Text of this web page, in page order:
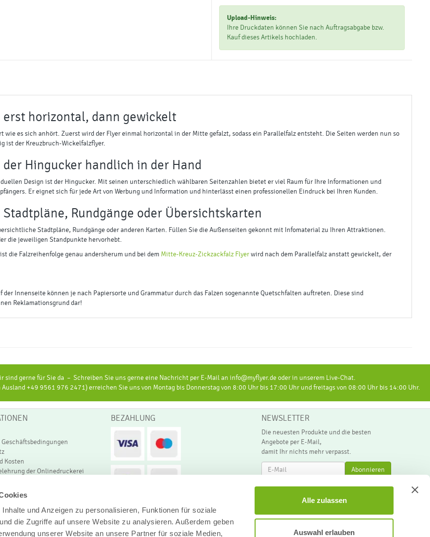
und Anzeigen zu personalisieren, Funktionen für soziale
die Zugriffe auf unsere Website zu analysieren. Außerdem geben
unserer Website an unsere Partner für soziale Medien,
Alle zulassen
Auswahl erlauben
Upload-Hinweis:
Ihre Druckdaten können Sie nach Auftragsabgabe bzw.
Kauf dieses Artikels hochladen.
horizontal, dann gewickelt
es sich anhört. Zuerst wird der Flyer einmal horizontal in der Mitte gefalzt, sodass ein Parallelfalz entsteht. Die Seiten werden nun so
ist der Kreuzbruch-Wickelfalzflyer.
Hingucker handlich in der Hand
Design ist der Hingucker. Mit seinen unterschiedlich wählbaren Seitenzahlen bietet er viel Raum für Ihre Informationen und
Er eignet sich für jede Art von Werbung und Information und hinterlässt einen professionellen Eindruck bei Ihren Kunden.
Rundgänge oder Übersichtskarten
Stadtpläne, Rundgänge oder anderen Karten. Füllen Sie die Außenseiten gekonnt mit Infomaterial zu Ihren Attraktionen.
die jeweiligen Standpunkte hervorhebt.
ist die Falzreihenfolge genau andersherum und bei dem Mitte-Kreuz-Zickzackfalz Flyer wird nach dem Parallelfalz anstatt gewickelt, der
der Innenseite können je nach Papiersorte und Grammatur durch das Falzen sogenannte Quetschfalten auftreten. Diese sind
Reklamationsgrund dar!
sind gerne für Sie da – Schreiben Sie uns gerne eine Nachricht per E-Mail an info@myflyer.de oder in unserem Live-Chat.
+49 9561 976 2471) erreichen Sie uns von Montag bis Donnerstag von 8:00 Uhr bis 17:00 Uhr und freitags von 08:00 Uhr bis 14:00 Uhr.
Kosten
der Onlinedruckerei
BEZAHLUNG NEWSLETTER
Die neuesten Produkte und die besten
Angebote per E-Mail,
damit Ihr nichts mehr verpasst.
Newsletter
Abonnieren